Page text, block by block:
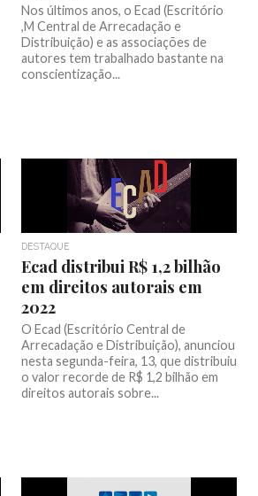
Nos últimos anos, o Ecad (Escritório
,M Central de Arrecadação e
Distribuição) e as associações de
autores tem trabalhado bastante na
conscientização...
DESTAQUE
Ecad distribui R$ 1,2 bilhão
em direitos autorais em
2022
O Ecad (Escritório Central de
Arrecadação e Distribuição), anunciou
nesta segunda-feira, 13, que distribuiu
o valor recorde de R$ 1,2 bilhão em
direitos autorais sobre...